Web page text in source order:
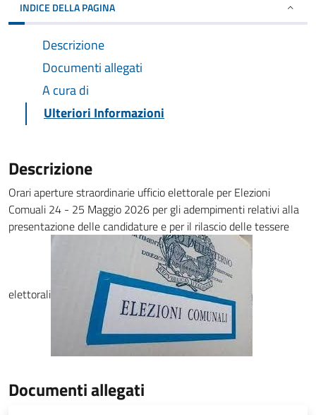
INDICE DELLA PAGINA
Descrizione
Documenti allegati
A cura di
Ulteriori Informazioni
Descrizione
Orari aperture straordinarie ufficio elettorale per Elezioni
Comuali 24 - 25 Maggio 2026 per gli adempimenti relativi alla
presentazione delle candidature e per il rilascio delle tessere
elettorali
Documenti allegati